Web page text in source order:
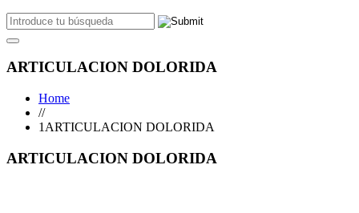
ARTICULACION DOLORIDA
Home
//
1ARTICULACION DOLORIDA
ARTICULACION DOLORIDA